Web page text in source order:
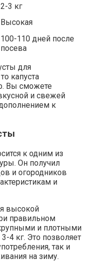
2-3 кг
Высокая
100-110 дней после
посева
для
капуста
Вы сможете
и свежей
к
к одним из
Он получил
и огородников
и
высокой
правильном
и плотными
4 кг. Это позволяет
так и
на зиму.